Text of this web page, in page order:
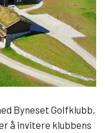
Byneset Golfklubb,
å invitere klubbens